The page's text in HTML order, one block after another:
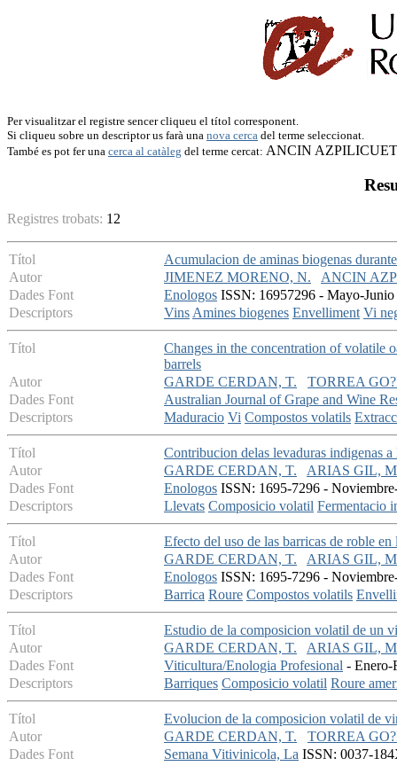
Per visualitzar el registre sencer cliqueu el títol corresponent.
Si cliqueu sobre un descriptor us farà una nova cerca del terme seleccionat.
També es pot fer una cerca al catàleg del terme cercat: ANCIN
Registres trobats: 12
Títol
Acumulacion de aminas biogenas
Autor
JIMENEZ MORENO, N.
ANCIN
Dades Font
Enologos ISSN: 16957296 - Mayo-
Descriptors
VinsAmines biogenes Envelliment Vi
Títol
Changes in the concentration of volatile
barrels
Autor
GARDE CERDAN, T.
TORREA
Dades Font
Australian Journal of Grape and Wine
Descriptors
Maduracio Vi Compostos volatils
Títol
Contribucion delas levaduras indigenas
Autor
GARDE CERDAN, T.
ARIAS GIL,
Dades Font
Enologos ISSN: 1695-7296 -
Descriptors
Llevats Composicio volatil Fermentacio
Títol
Efecto del uso de las barricas de roble
Autor
GARDE CERDAN, T.
ARIAS GIL,
Dades Font
Enologos ISSN: 1695-7296 -
Descriptors
Barrica Roure Compostos volatils
Títol
Estudio de la composicion volatil de un
Autor
GARDE CERDAN, T.
ARIAS GIL,
Dades Font
Viticultura/Enologia Profesional - Enero-
Descriptors
Barriques Composicio volatil Roure
Títol
Evolucion de la composicion volatil de
Autor
GARDE CERDAN, T.
TORREA
Dades Font
Semana Vitivinicola, La ISSN: 0037-